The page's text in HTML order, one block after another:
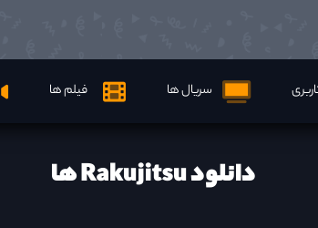
سریال ها فیلم ها
دانلود Rakujitsu ها